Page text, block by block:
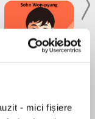
- mici fișiere